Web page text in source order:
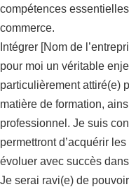
compétences
commerce.
Intégrer [Nom de
pour moi un véritable
particulièrement attiré(e)
matière de formation,
professionnel. Je suis
permettront d’acquérir
évoluer avec succès
Je serai ravi(e) de